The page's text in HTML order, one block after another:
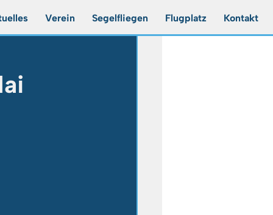
Verein Segelfliegen Flugplatz Kontakt